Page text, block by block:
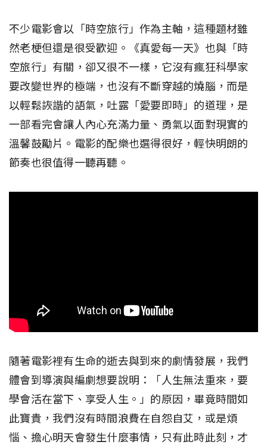
不少電影會以「時空旅行」作為主軸，這種題材雖
然老梗但還是很受歡迎。《真愛每一天》也與「時
空旅行」有關，卻又很不一樣，它沒有瘋狂科學家
要改變世界的極端，也沒有不斷穿越的燒腦，而是
以輕鬆詼諧的語氣，吐露「愛要即時」的道理，是
一部看完會讓人內心充滿力量、勇氣以面對現實的
溫馨鼓勵片。電影的配樂也選得很好，輕快明朗的
節奏也很值得一聽再聽。
隨著電影裡有生命的逝去與到來的劇情發展，我們
體會到導演與編劇想要說明：「人生無法重來，要
學會活在當下、享受人生。」的原因，畢竟時間如
此寶貴，我們沒有時間浪費在自怨自艾，或是煩
惱、擔心明天會發生什麼事情，只有此時此刻，才